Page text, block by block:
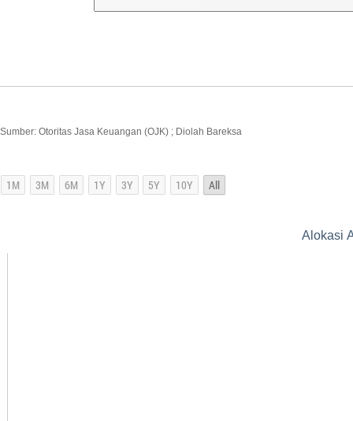
Sumber: Otoritas Jasa Keuangan (OJK) ; Diolah Bareksa
Alokasi